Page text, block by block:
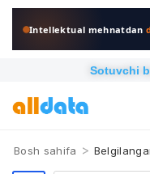
Intellektual mehnatdan
Sotuvchi
Bosh sahifa >